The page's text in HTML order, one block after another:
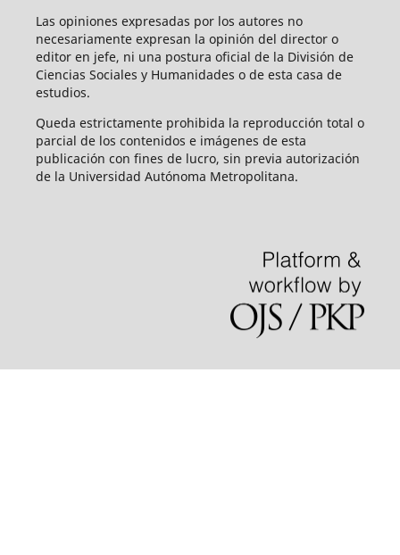
Las opiniones expresadas por los autores no
necesariamente expresan la opinión del director o
editor en jefe, ni una postura oficial de la División de
Ciencias Sociales y Humanidades o de esta casa de
estudios.
Queda estrictamente prohibida la reproducción total o
parcial de los contenidos e imágenes de esta
publicación con fines de lucro, sin previa autorización
de la Universidad Autónoma Metropolitana.